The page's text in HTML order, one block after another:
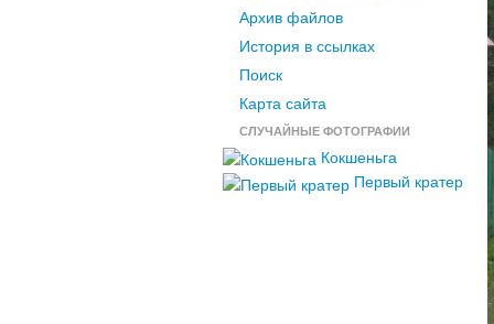
Архив файлов
История в ссылках
Поиск
Карта сайта
СЛУЧАЙНЫЕ ФОТОГРАФИИ
Кокшеньга
Первый кратер